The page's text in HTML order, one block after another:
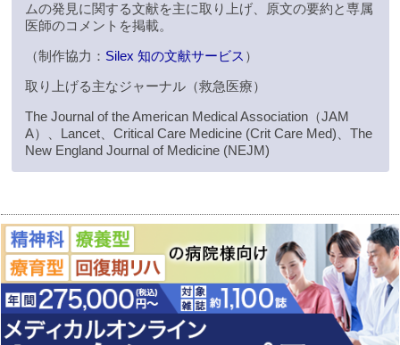
ムの発見に関する文献を主に取り上げ、原文の要約と専属
医師のコメントを掲載。
（制作協力： Silex 知の文献サービス ）
取り上げる主なジャーナル（救急医療）
The Journal of the American Medical Association（JAM
A）、Lancet、Critical Care Medicine (Crit Care Med)、The
New England Journal of Medicine (NEJM)